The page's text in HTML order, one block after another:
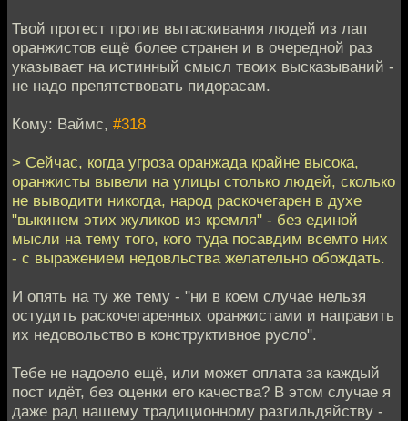
Твой протест против вытаскивания людей из лап
оранжистов ещё более странен и в очередной раз
указывает на истинный смысл твоих высказываний -
не надо препятствовать пидорасам.
Кому: Ваймс, #318
> Сейчас, когда угроза оранжада крайне высока,
оранжисты вывели на улицы столько людей, сколько
не выводити никогда, народ раскочегарен в духе
"выкинем этих жуликов из кремля" - без единой
мысли на тему того, кого туда посавдим всемто них
- с выражением недовльства желательно обождать.
И опять на ту же тему - "ни в коем случае нельзя
остудить раскочегаренных оранжистами и направить
их недовольство в конструктивное русло".
Тебе не надоело ещё, или может оплата за каждый
пост идёт, без оценки его качества? В этом случае я
даже рад нашему традиционному разгильдяйству -